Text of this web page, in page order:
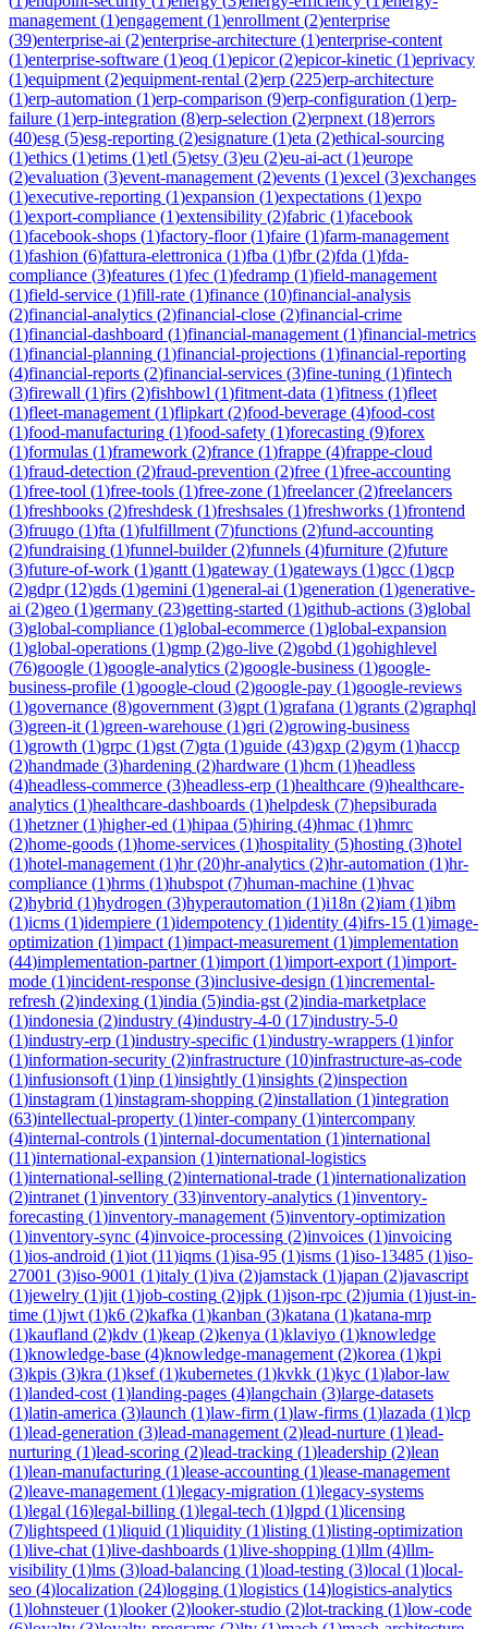
management (1)engagement (1)enrollment (2)enterprise
(39)enterprise-ai (2)enterprise-architecture (1)enterprise-content
(1)enterprise-software (1)eoq (1)epicor(2)epicor-kinetic (1)eprivacy
(1)equipment (2)equipment-rental (2)erp (225)erp-architecture
(1)erp-automation (1)erp-comparison (9)erp-configuration (1)erp-
failure (1)erp-integration (8)erp-selection (2)erpnext (18)errors
(40)esg (5)esg-reporting (2)esignature (1)eta (2)ethical-sourcing
(1)ethics (1)etims (1)etl (5)etsy (3)eu (2)eu-ai-act (1)europe
(2)evaluation (3)event-management (2)events (1)excel (3)exchanges
(1)executive-reporting (1)expansion (1)expectations (1)expo
(1)export-compliance (1)extensibility (2)fabric (1)facebook
(1)facebook-shops (1)factory-floor(1)faire (1)farm-management
(1)fashion (6)fattura-elettronica (1)fba (1)fbr(2)fda (1)fda-
compliance (3)features (1)fec (1)fedramp (1)field-management
(1)field-service (1)fill-rate (1)finance (10)financial-analysis
(2)financial-analytics (2)financial-close (2)financial-crime
(1)financial-dashboard (1)financial-management (1)financial-metrics
(1)financial-planning (1)financial-projections (1)financial-reporting
(4)financial-reports (2)financial-services (3)fine-tuning (1)fintech
(3)firewall (1)firs (2)fishbowl (1)fitment-data (1)fitness (1)fleet
(1)fleet-management (1)flipkart (2)food-beverage (4)food-cost
(1)food-manufacturing (1)food-safety (1)forecasting (9)forex
(1)formulas (1)framework (2)france (1)frappe (4)frappe-cloud
(1)fraud-detection (2)fraud-prevention (2)free (1)free-accounting
(1)free-tool (1)free-tools (1)free-zone (1)freelancer(2)freelancers
(1)freshbooks (2)freshdesk (1)freshsales (1)freshworks (1)frontend
(3)fruugo (1)fta (1)fulfillment (7)functions (2)fund-accounting
(2)fundraising (1)funnel-builder(2)funnels (4)furniture (2)future
(3)future-of-work (1)gantt (1)gateway (1)gateways (1)gcc (1)gcp
(2)gdpr(12)gds (1)gemini (1)general-ai (1)generation (1)generative-
ai (2)geo (1)germany (23)getting-started (1)github-actions (3)global
(3)global-compliance (1)global-ecommerce (1)global-expansion
(1)global-operations (1)gmp (2)go-live (2)gobd (1)gohighlevel
(76)google (1)google-analytics (2)google-business (1)google-
business-profile (1)google-cloud (2)google-pay (1)google-reviews
(1)governance (8)government (3)gpt (1)grafana (1)grants (2)graphql
(3)green-it (1)green-warehouse (1)gri (2)growing-business
(1)growth (1)grpc (1)gst (7)gta (1)guide (43)gxp (2)gym (1)haccp
(2)handmade (3)hardening (2)hardware (1)hcm (1)headless
(4)headless-commerce (3)headless-erp (1)healthcare (9)healthcare-
analytics (1)healthcare-dashboards (1)helpdesk (7)hepsiburada
(1)hetzner(1)higher-ed (1)hipaa (5)hiring (4)hmac (1)hmrc
(2)home-goods (1)home-services (1)hospitality (5)hosting (3)hotel
(1)hotel-management (1)hr(20)hr-analytics (2)hr-automation (1)hr-
compliance (1)hrms (1)hubspot (7)human-machine (1)hvac
(2)hybrid (1)hydrogen (3)hyperautomation (1)i18n (2)iam (1)ibm
(1)icms (1)idempiere (1)idempotency (1)identity (4)ifrs-15 (1)image-
optimization (1)impact (1)impact-measurement (1)implementation
(44)implementation-partner(1)import (1)import-export (1)import-
mode (1)incident-response (3)inclusive-design (1)incremental-
refresh (2)indexing (1)india (5)india-gst (2)india-marketplace
(1)indonesia (2)industry (4)industry-4-0 (17)industry-5-0
(1)industry-erp (1)industry-specific (1)industry-wrappers (1)infor
(1)information-security (2)infrastructure (10)infrastructure-as-code
(1)infusionsoft (1)inp (1)insightly (1)insights (2)inspection
(1)instagram (1)instagram-shopping (2)installation (1)integration
(63)intellectual-property (1)inter-company (1)intercompany
(4)internal-controls (1)internal-documentation (1)international
(11)international-expansion (1)international-logistics
(1)international-selling (2)international-trade (1)internationalization
(2)intranet (1)inventory (33)inventory-analytics (1)inventory-
forecasting (1)inventory-management (5)inventory-optimization
(1)inventory-sync (4)invoice-processing (2)invoices (1)invoicing
(1)ios-android (1)iot (11)iqms (1)isa-95 (1)isms (1)iso-13485 (1)iso-
27001 (3)iso-9001 (1)italy (1)iva (2)jamstack (1)japan (2)javascript
(1)jewelry (1)jit (1)job-costing (2)jpk (1)json-rpc (2)jumia (1)just-in-
time (1)jwt (1)k6 (2)kafka (1)kanban (3)katana (1)katana-mrp
(1)kaufland (2)kdv (1)keap (2)kenya (1)klaviyo (1)knowledge
(1)knowledge-base (4)knowledge-management (2)korea (1)kpi
(3)kpis (3)kra (1)ksef(1)kubernetes (1)kvkk (1)kyc (1)labor-law
(1)landed-cost (1)landing-pages (4)langchain (3)large-datasets
(1)latin-america (3)launch (1)law-firm (1)law-firms (1)lazada (1)lcp
(1)lead-generation (3)lead-management (2)lead-nurture (1)lead-
nurturing (1)lead-scoring (2)lead-tracking (1)leadership (2)lean
(1)lean-manufacturing (1)lease-accounting (1)lease-management
(2)leave-management (1)legacy-migration (1)legacy-systems
(1)legal (16)legal-billing (1)legal-tech (1)lgpd (1)licensing
(7)lightspeed (1)liquid (1)liquidity (1)listing (1)listing-optimization
(1)live-chat (1)live-dashboards (1)live-shopping (1)llm (4)llm-
visibility (1)lms (3)load-balancing (1)load-testing (3)local (1)local-
seo (4)localization (24)logging (1)logistics (14)logistics-analytics
(1)lohnsteuer(1)looker(2)looker-studio (2)lot-tracking (1)low-code